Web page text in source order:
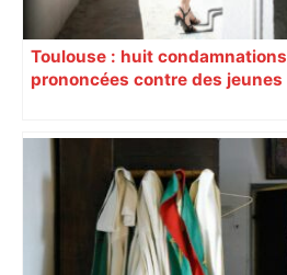
Toulouse : huit condamnations
prononcées contre des jeunes